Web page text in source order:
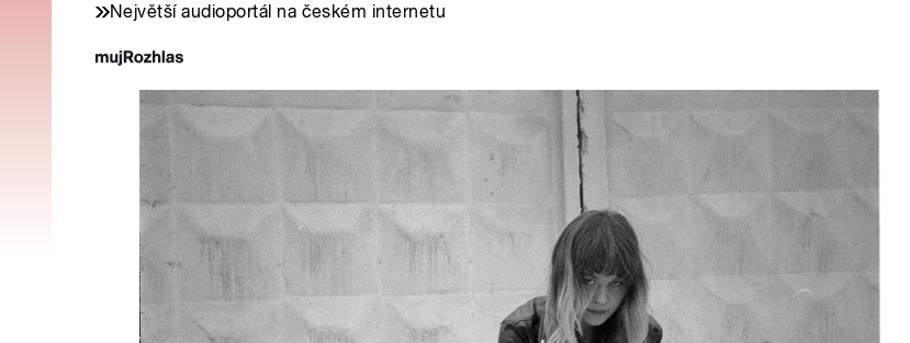
Největší audioportál na českém internetu